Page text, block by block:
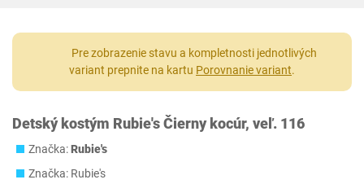
Pre zobrazenie stavu a kompletnosti jednotlivých
variant prepnite na kartu Porovnanie variant.
Detský kostým Rubie's Čierny kocúr, veľ. 116
Značka:Rubie's
Značka: Rubie's